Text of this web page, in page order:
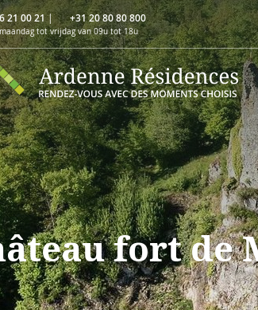
21 00 21| +31 20 80 80 800
tot vrijdag van 09u tot 18u
fort de